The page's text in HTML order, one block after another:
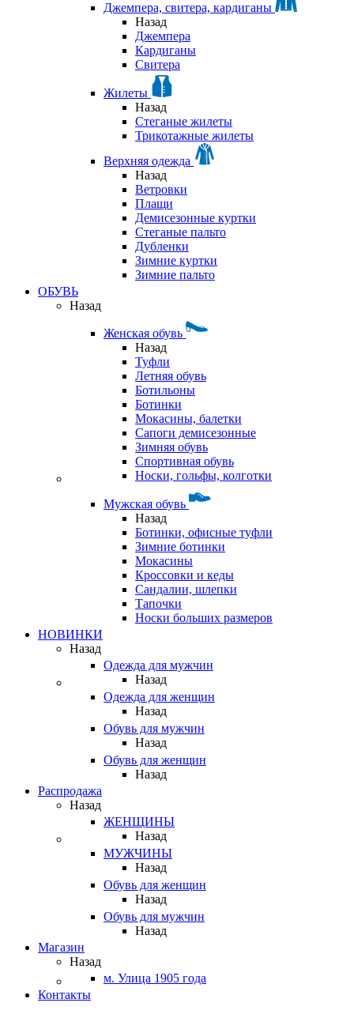
Джемпера, свитера, кардиганы
Назад
Джемпера
Кардиганы
Свитера
Жилеты
Назад
Стеганые жилеты
Трикотажные жилеты
Верхняя одежда
Назад
Ветровки
Плащи
Демисезонные куртки
Стеганые пальто
Дубленки
Зимние куртки
Зимние пальто
ОБУВЬ
Назад
Женская обувь
Назад
Туфли
Летняя обувь
Ботильоны
Ботинки
Мокасины, балетки
Сапоги демисезонные
Зимняя обувь
Спортивная обувь
Носки, гольфы, колготки
Мужская обувь
Назад
Ботинки, офисные туфли
Зимние ботинки
Мокасины
Кроссовки и кеды
Сандалии, шлепки
Тапочки
Носки больших размеров
НОВИНКИ
Назад
Одежда для мужчин
Назад
Одежда для женщин
Назад
Обувь для мужчин
Назад
Обувь для женщин
Назад
Распродажа
Назад
ЖЕНЩИНЫ
Назад
МУЖЧИНЫ
Назад
Обувь для женщин
Назад
Обувь для мужчин
Назад
Магазин
Назад
м. Улица 1905 года
Контакты